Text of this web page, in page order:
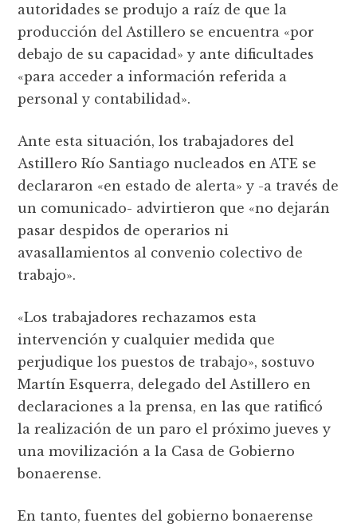
autoridades se produjo a raíz de que la
producción del Astillero se encuentra «por
debajo de su capacidad» y ante dificultades
«para acceder a información referida a
personal y contabilidad».
Ante esta situación, los trabajadores del
Astillero Río Santiago nucleados en ATE se
declararon «en estado de alerta» y -a través de
un comunicado- advirtieron que «no dejarán
pasar despidos de operarios ni
avasallamientos al convenio colectivo de
trabajo».
«Los trabajadores rechazamos esta
intervención y cualquier medida que
perjudique los puestos de trabajo», sostuvo
Martín Esquerra, delegado del Astillero en
declaraciones a la prensa, en las que ratificó
la realización de un paro el próximo jueves y
una movilización a la Casa de Gobierno
bonaerense.
En tanto, fuentes del gobierno bonaerense